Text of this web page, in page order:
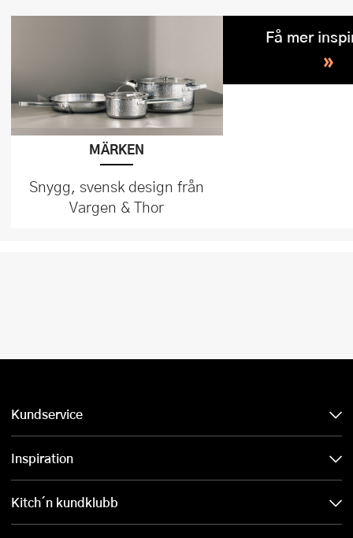
MÄRKEN
Snygg, svensk design från
Vargen & Thor
Få mer
»
Kundservice
Inspiration
Kitch´n kundklubb